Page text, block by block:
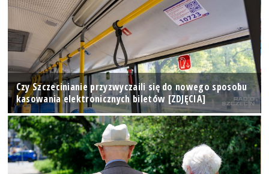
Czy Szczecinianie przyzwyczaili się do nowego sposobu
kasowania elektronicznych biletów [ZDJĘCIA]